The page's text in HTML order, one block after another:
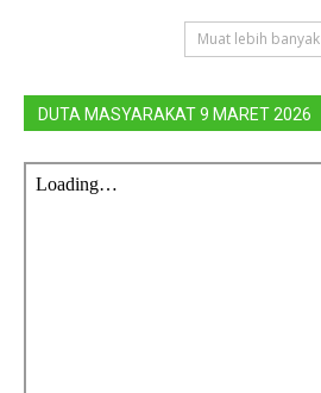
Muat lebih banyak
DUTA MASYARAKAT 9 MARET 2026